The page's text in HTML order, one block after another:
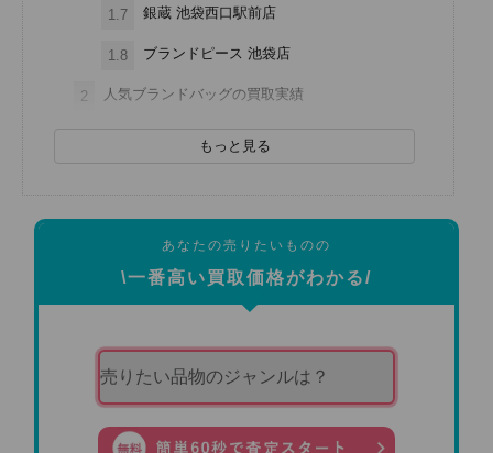
1.7 銀蔵 池袋西口駅前店
1.8 ブランドピース 池袋店
2 人気ブランドバッグの買取実績
もっと見る
あなたの売りたいものの
\一番高い買取価格がわかる/